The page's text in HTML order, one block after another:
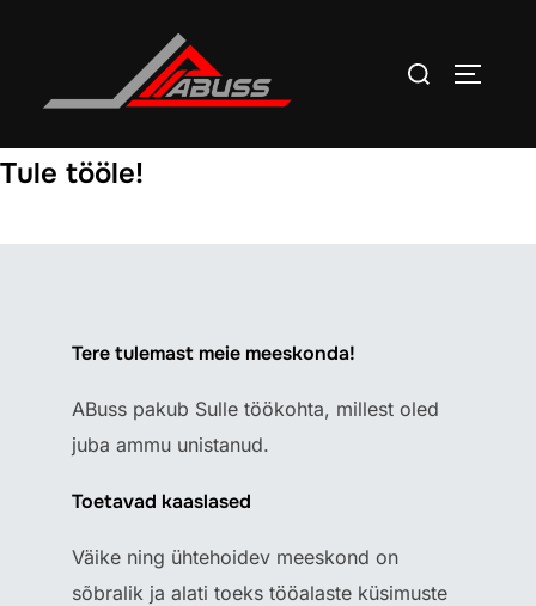
Search
Tule tööle!
Tere tulemast meie meeskonda!
ABuss pakub Sulle töökohta, millest oled
juba ammu unistanud.
Toetavad kaaslased
Väike ning ühtehoidev meeskond on
sõbralik ja alati toeks tööalaste küsimuste